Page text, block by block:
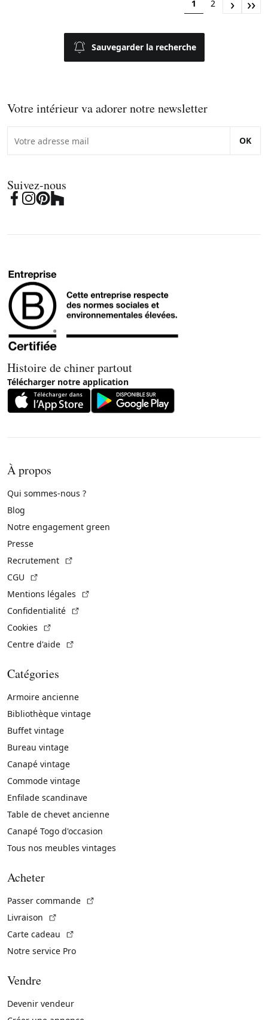
1 2
Sauvegarder la recherche
Votre intérieur va adorer notre newsletter
OK
Suivez-nous
Histoire de chiner partout
Télécharger notre application
À propos
Qui sommes-nous ?
Blog
Notre engagement green
Presse
Recrutement
CGU
Mentions légales
Confidentialité
Cookies
Centre d'aide
Catégories
Armoire ancienne
Bibliothèque vintage
Buffet vintage
Bureau vintage
Canapé vintage
Commode vintage
Enfilade scandinave
Table de chevet ancienne
Canapé Togo d'occasion
Tous nos meubles vintages
Acheter
Passer commande
Livraison
Carte cadeau
Notre service Pro
Vendre
Devenir vendeur